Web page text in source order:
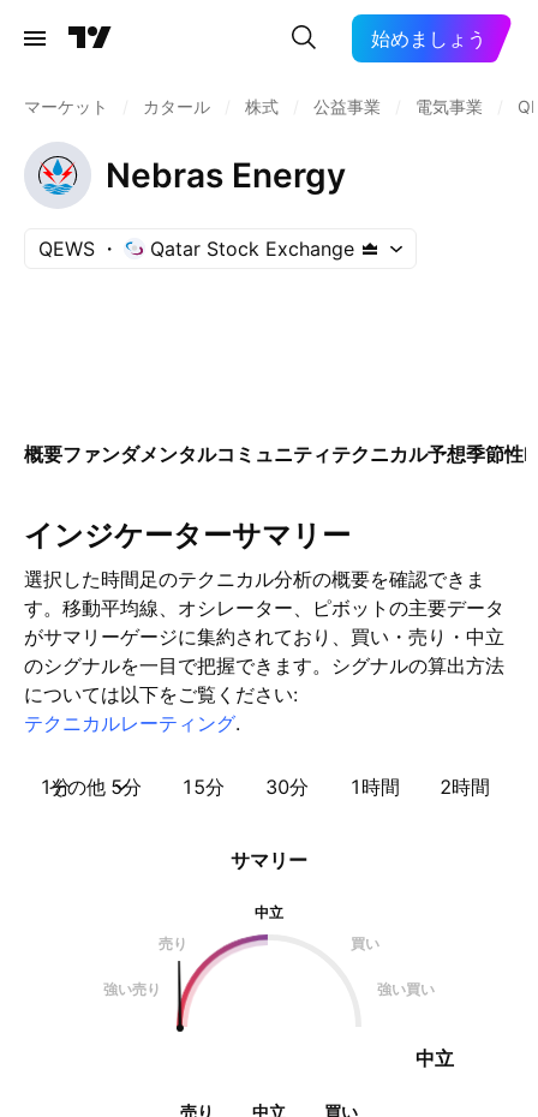
始めましょう
マーケット カタール 株式 公益事業 電気事業
Nebras Energy
QEWS Qatar Stock Exchange
概要ファンダメンタルコミュニティテクニカル予想季節性
インジケーターサマリー
選択した時間足のテクニカル分析の概要を確認できま
す。移動平均線、オシレーター、ピボットの主要データ
がサマリーゲージに集約されており、買い・売り・中立
のシグナルを一目で把握できます。シグナルの算出方法
については以下をご覧ください:
テクニカルレーティング.
1分 5分 15分 30分 1時間 2時間
その他
サマリー
中立
売り
買い
強い売り 強い買い
中立
売り 中立 買い